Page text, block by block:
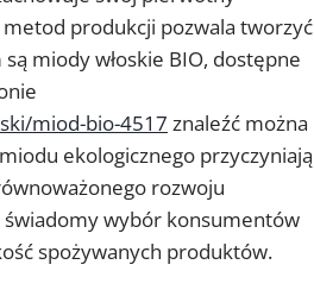
produkcji pozwala tworzyć
miody włoskie BIO, dostępne
miod-bio-4517 znaleźć można
ekologicznego przyczyniają
rozwoju
świadomy wybór konsumentów
spożywanych produktów.